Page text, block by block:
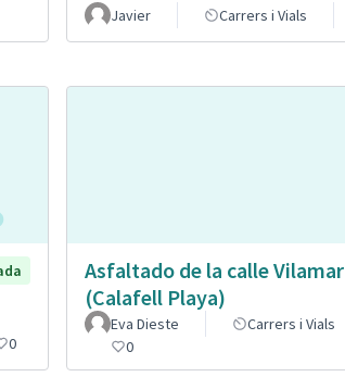
Javier Carrers i Vials
0
Asfaltado de la calle Vilamar
(Calafell Playa)
Eva Dieste Carrers i Vials
0